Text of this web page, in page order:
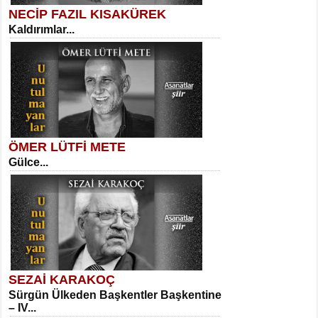
SELAHATTİN YILDIZ
İnsanın Zindanı...
MEHMET TAŞTAN
Vagon’da Bir Şairle...
SITKI CANEY
Oruçla Devrim ve Özgürlüğe…...
Kadir Ünal
Ayağıma Dolanan Yokuş...
Mehmet Çoban
Elmira...
NECİP FAZIL KISAKÜREK
Kaldırımlar...
ÖMER LÜTFİ METE
Gülce...
SEZAİ KARAKOÇ
Sürgün Ülkeden Başkentler Başkentine
– IV...